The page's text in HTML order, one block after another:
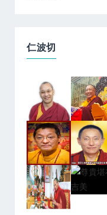
仁波切